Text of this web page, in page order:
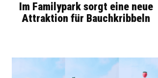
Im Familypark sorgt eine neue
Attraktion für Bauchkribbeln